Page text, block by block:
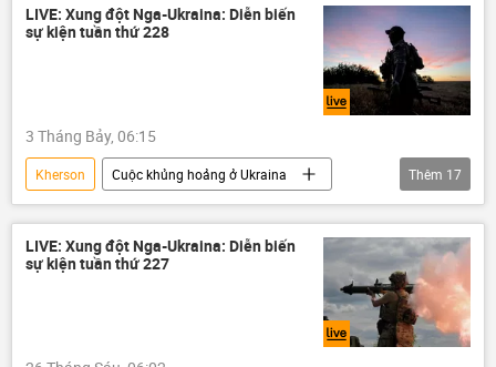
Nga
Liên bang Nga
Sáp nhập DNR, LNR, Zaporozhye và Kherson vào Nga
Vladimir Zelensky
Chính trị
Thế giới
Artemovsk (Bakhmut)
Zaporozhye
LIVE: Xung đột Nga-Ukraina: Diễn biến
sự kiện tuần thứ 228
3 Tháng Bảy, 06:15
Kherson
Cuộc khủng hoảng ở Ukraina
Chiến dịch quân sự đặc biệt tại Ukraina
Ukraina
DNR
LNR
Donbass
Donetsk
Artemovsk (Bakhmut)
Thêm 17
LIVE: Xung đột Nga-Ukraina: Diễn biến
sự kiện tuần thứ 227